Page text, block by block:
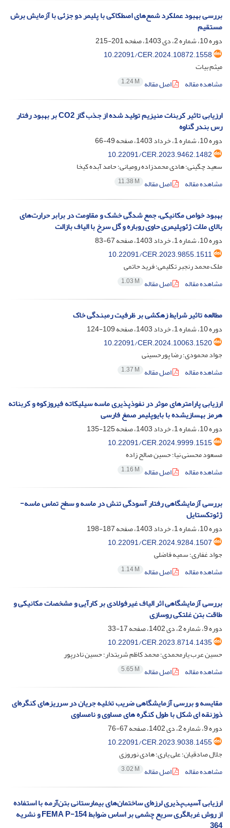
بررسی بهبود عملکرد شمع‌های اصطکاکی با پلیمر دو جزئی با آزمایش برش
مستقیم
دوره 10، شماره 2، دی 1403، صفحه
201-215
10.22091/CER.2024.10872.1558
میثم بیات
مشاهده مقاله
اصل مقاله 1.24 M
ارزیابی تاثیر کربنات منیزیم تولید شده از جذب گاز CO2 بر بهبود رفتار
رس بندر گناوه
دوره 10، شماره 1، خرداد 1403، صفحه
49-66
10.22091/CER.2023.9462.1482
سعید چگینی؛ هادی محمدزاده رومیانی؛ حامد آبده کیخا
مشاهده مقاله
اصل مقاله 11.38 M
بهبود خواص مکانیکی، جمع شدگی خشک و مقاومت در برابر حرارت‌های
بالای ملات ژئوپلیمری حاوی روباره و گل سرخ با الیاف بازالت
دوره 10، شماره 1، خرداد 1403، صفحه
67-83
10.22091/CER.2023.9855.1511
ملک محمد رنجبر تکلیمی؛ فرید حاتمی
مشاهده مقاله
اصل مقاله 1.03 M
مطالعه تاثیر شرایط زهکشی بر ظرفیت رمبندگی خاک
دوره 10، شماره 1، خرداد 1403، صفحه
109-124
10.22091/CER.2024.10063.1520
جواد محمودی؛ رضا پورحسینی
مشاهده مقاله
اصل مقاله 1.37 M
ارزیابی پارامترهای موثر در نفوذپذیری ماسه سیلیکاته فیروزکوه و کربناته
هرمز بهسازی‎شده با بایوپلیمر صمغ فارسی
دوره 10، شماره 1، خرداد 1403، صفحه
125-135
10.22091/CER.2024.9999.1515
مسعود محسنی نیا؛ حسین صالح زاده
مشاهده مقاله
اصل مقاله 1.16 M
بررسی آزمایشگاهی رفتار آسودگی تنش در ماسه و سطح تماس ماسه-
ژئوتکستایل
دوره 10، شماره 1، خرداد 1403، صفحه
187-198
10.22091/CER.2024.9284.1507
جواد غفاری؛ سمیه فاضلی
مشاهده مقاله
اصل مقاله 1.14 M
بررسی آزمایشگاهی اثر الیاف غیرفولادی بر کارآیی و مشخصات مکانیکی و
طاقت بتن غلتکی روسازی
دوره 9، شماره 2، دی 1402، صفحه
17-33
10.22091/CER.2023.8714.1435
حسین عرب یارمحمدی؛ محمد کاظم شربتدار؛ حسین نادرپور
مشاهده مقاله
اصل مقاله 5.65 M
مقایسه و بررسی آزمایشگاهی ضریب تخلیه جریان در سرریزهای کنگره‌ای
ذوزنقه ای شکل با طول کنگره های مساوی و نامساوی
دوره 9، شماره 2، دی 1402، صفحه
67-76
10.22091/CER.2023.9038.1455
جلال صادقیان؛ علی یاری؛ هادی نوروزی
مشاهده مقاله
اصل مقاله 3.02 M
ارزیابی آسیب‌پذیری لرزه‌ای ساختمان‌‌های بیمارستانی بتن‌آرمه با استفاده
از روش غربالگری سریع چشمی بر اساس ضوابط FEMA P-154 و نشریه